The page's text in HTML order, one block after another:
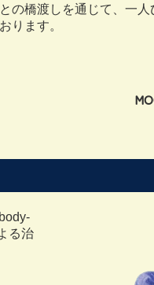
の橋渡しを通じて、一
ります。
る治